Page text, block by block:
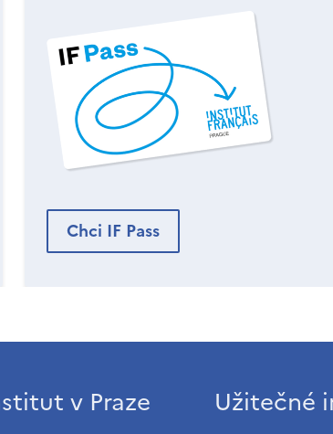
Chci IF Pass
v Praze Užitečné